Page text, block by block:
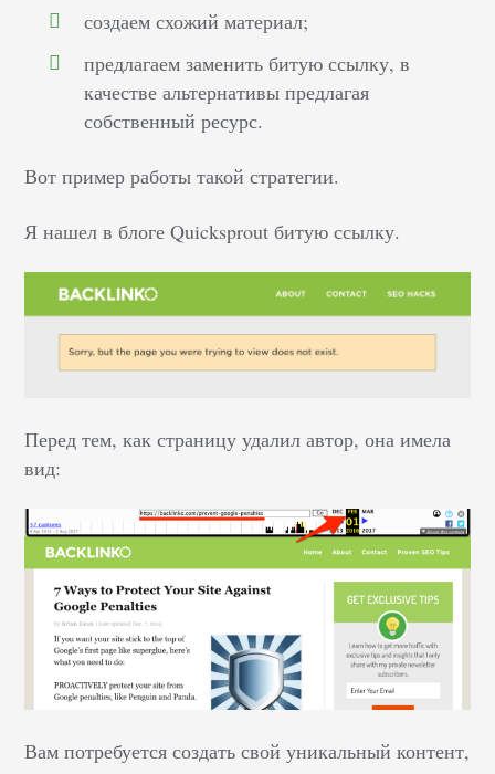
создаем схожий материал;
предлагаем заменить битую ссылку, в
качестве альтернативы предлагая
собственный ресурс.
Вот пример работы такой стратегии.
Я нашел в блоге Quicksprout битую ссылку.
Перед тем, как страницу удалил автор, она имела
вид:
Вам потребуется создать свой уникальный контент,